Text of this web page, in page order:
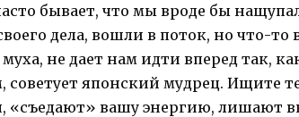
бывает, что мы вроде бы
дела, вошли в поток, но что-то
не дает нам идти вперед так,
японский мудрец. Ищите
«съедают» вашу энергию, лишают